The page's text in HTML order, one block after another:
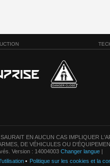
EN AUCUN CAS IMPLIQUER
DE VÉHICULES OU
Version : 14004003 Changer langue |
Politique sur les cookies et la